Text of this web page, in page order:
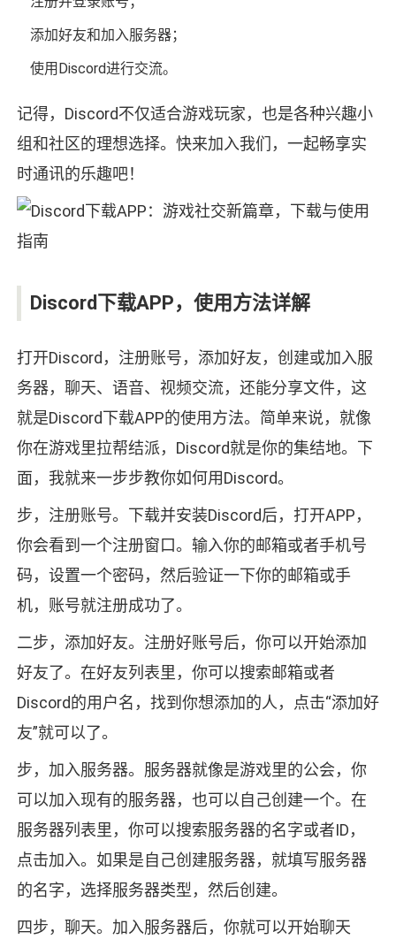
添加好友和加入服务器；
使用Discord进行交流。
记得，Discord不仅适合游戏玩家，也是各种兴趣小
组和社区的理想选择。快来加入我们，一起畅享实
时通讯的乐趣吧！
Discord下载APP，使用方法详解
打开Discord，注册账号，添加好友，创建或加入服
务器，聊天、语音、视频交流，还能分享文件，这
就是Discord下载APP的使用方法。简单来说，就像
你在游戏里拉帮结派，Discord就是你的集结地。下
面，我就来一步步教你如何用Discord。
步，注册账号。下载并安装Discord后，打开APP，
你会看到一个注册窗口。输入你的邮箱或者手机号
码，设置一个密码，然后验证一下你的邮箱或手
机，账号就注册成功了。
二步，添加好友。注册好账号后，你可以开始添加
好友了。在好友列表里，你可以搜索邮箱或者
Discord的用户名，找到你想添加的人，点击“添加好
友”就可以了。
步，加入服务器。服务器就像是游戏里的公会，你
可以加入现有的服务器，也可以自己创建一个。在
服务器列表里，你可以搜索服务器的名字或者ID，
点击加入。如果是自己创建服务器，就填写服务器
的名字，选择服务器类型，然后创建。
四步，聊天。加入服务器后，你就可以开始聊天